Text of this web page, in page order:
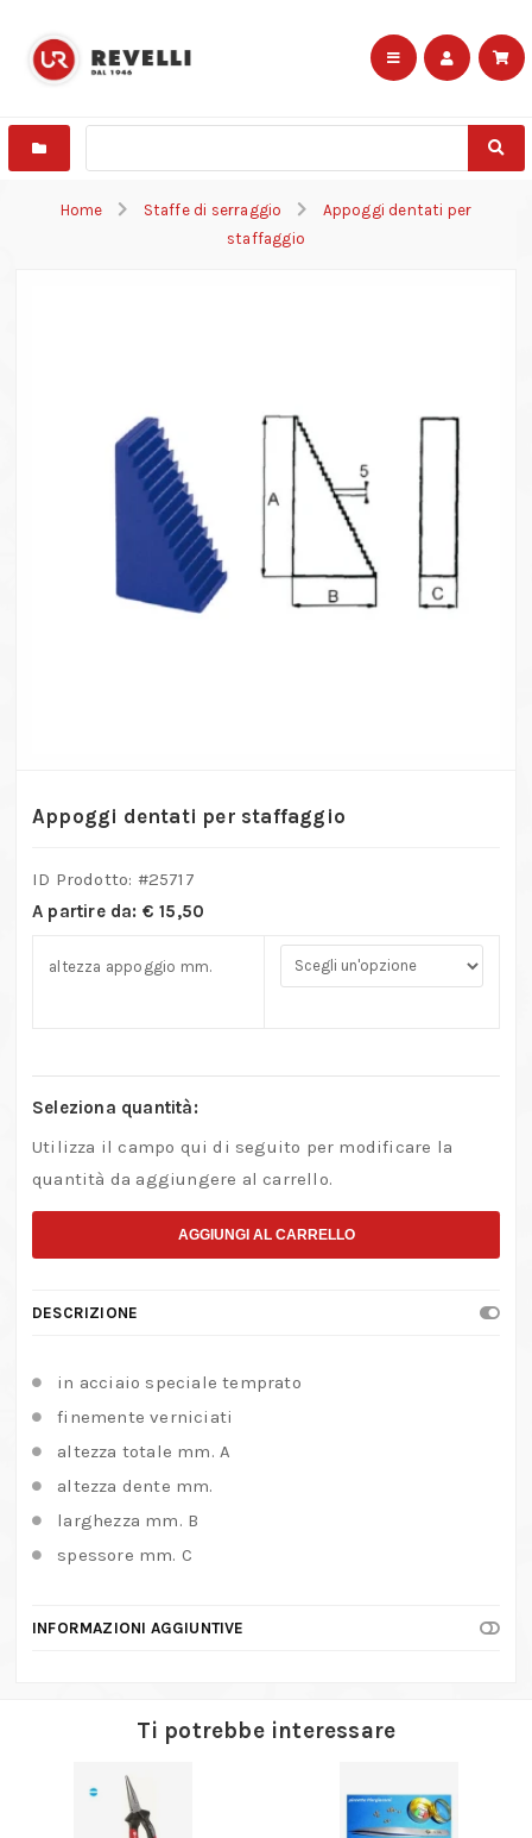
Home Staffe di serraggio
Appoggi dentati per
staffaggio
Appoggi dentati per staffaggio
ID Prodotto: #25717
A partire da: € 15,50
altezza appoggio mm.
Seleziona quantità:
Utilizza il campo qui di seguito per modificare la
quantità da aggiungere al carrello.
AGGIUNGI AL CARRELLO
DESCRIZIONE
in acciaio speciale temprato
finemente verniciati
altezza totale mm. A
altezza dente mm.
larghezza mm. B
spessore mm. C
INFORMAZIONI AGGIUNTIVE
Ti potrebbe interessare